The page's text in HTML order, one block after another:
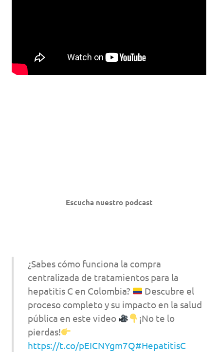
Escucha nuestro podcast
¿Sabes cómo funciona la compra
centralizada de tratamientos para la
hepatitis C en Colombia?
Descubre el
proceso completo y su impacto en la salud
pública en este video
¡No te lo
pierdas!
https://t.co/pEICNYgm7Q#HepatitisC